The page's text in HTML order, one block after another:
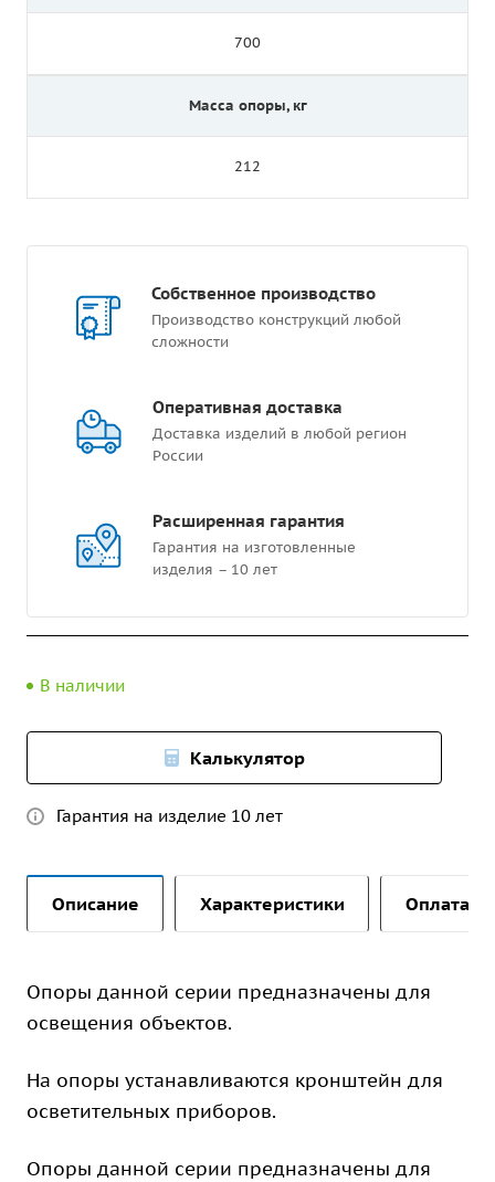
700
Масса опоры, кг
212
Собственное производство
Производство конструкций любой
сложности
Оперативная доставка
Доставка изделий в любой регион
России
Расширенная гарантия
Гарантия на изготовленные
изделия – 10 лет
В наличии
Калькулятор
Гарантия на изделие 10 лет
Описание Характеристики Оплата и
Опоры данной серии предназначены для
освещения объектов.
На опоры устанавливаются кронштейн для
осветительных приборов.
Опоры данной серии предназначены для